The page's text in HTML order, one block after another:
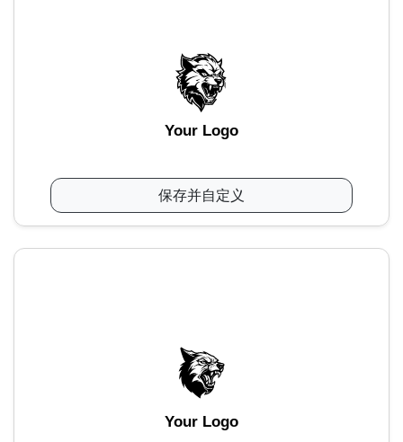
Your Logo
保存并自定义
Your Logo